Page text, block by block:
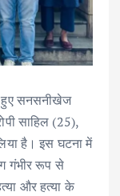
हुए सनसनीखेज
साहिल (25),
है। इस घटना में
गंभीर रूप से
और हत्या के